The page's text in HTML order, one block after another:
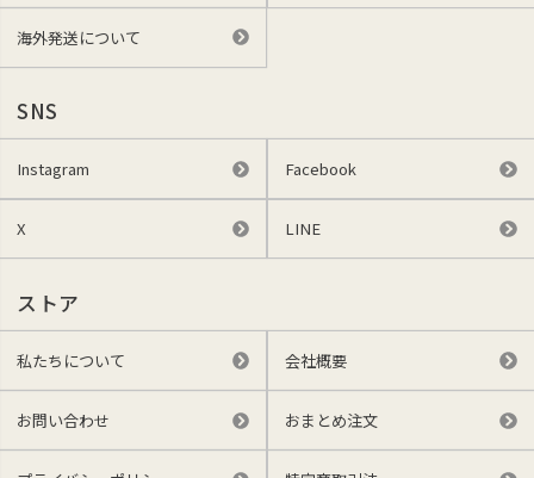
海外発送について
SNS
Instagram Facebook
X LINE
ストア
私たちについて 会社概要
お問い合わせ おまとめ注文